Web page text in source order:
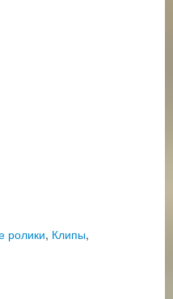
ролики, Клипы,